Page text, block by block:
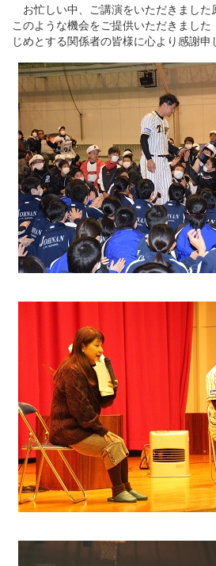
お忙しい中、ご講演をいただきました
このような機会をご提供いただきまし
じめとする関係者の皆様に心より感謝申